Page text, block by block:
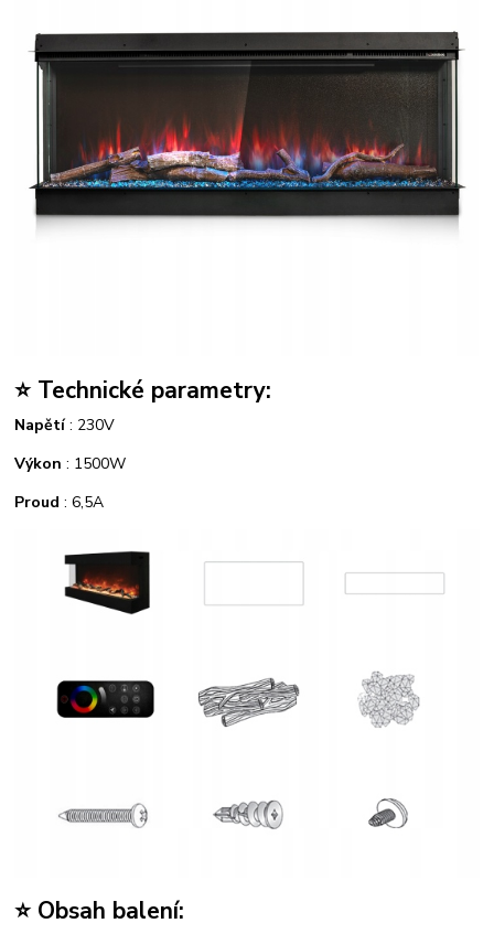
⭐ Technické parametry:
Napětí: 230V
Výkon : 1500W
Proud : 6,5A
⭐ Obsah balení: